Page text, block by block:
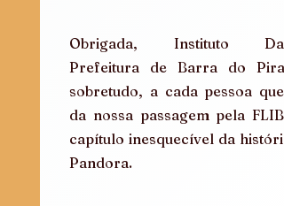
Obrigada, Instituto
Prefeitura de Barra do
sobretudo, a cada pessoa que
da nossa passagem pela FLIB
capítulo inesquecível da
Pandora.